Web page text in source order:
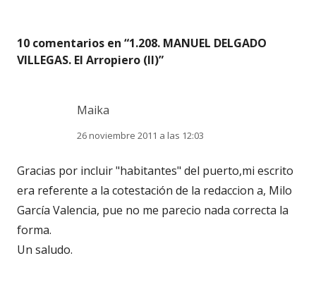
10 comentarios en “1.208. MANUEL DELGADO
VILLEGAS. El Arropiero (II)”
Maika
26 noviembre 2011 a las 12:03
Gracias por incluir "habitantes" del puerto,mi escrito
era referente a la cotestación de la redaccion a, Milo
García Valencia, pue no me parecio nada correcta la
forma.
Un saludo.